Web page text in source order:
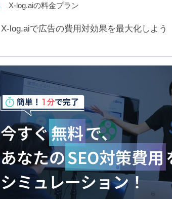
ことで、圧倒的にわかりやすい
スケログ様に弊社を紹介頂きま
した！
X-log.aiの料金プラン
X-log.aiで広告の費用対効果を最大化しよう
今すぐ無料で、
あなたのSEO対策費用
シミュレーション！